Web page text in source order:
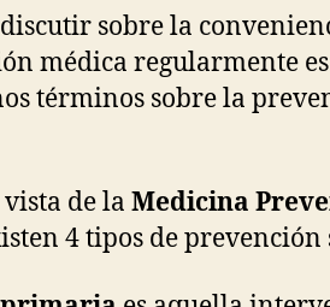
sobre la
médica regularmente
términos sobre la
de la Medicina
4 tipos de